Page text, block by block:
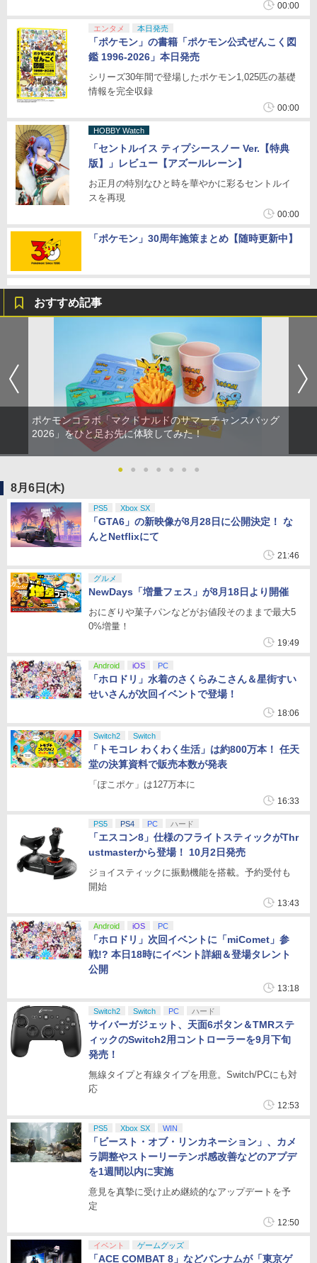
00:00
エンタメ 本日発売
「ポケモン」の書籍「ポケモン公式ぜんこく図
鑑 1996-2026」本日発売
シリーズ30年間で登場したポケモン1,025匹の基礎
情報を完全収録
00:00
HOBBY Watch
「セントルイス ティプシースノー Ver.【特典
版】」レビュー【アズールレーン】
お正月の特別なひと時を華やかに彩るセントルイ
スを再現
00:00
「ポケモン」30周年施策まとめ【随時更新中】
おすすめ記事
ポケモンコラボ「マクドナルドのサマーチャンスバッグ
2026」をひと足お先に体験してみた！
● ● ● ● ● ● ●
8月6日(木)
PS5 Xbox SX
「GTA6」の新映像が8月28日に公開決定！ な
んとNetflixにて
21:46
グルメ
NewDays「増量フェス」が8月18日より開催
おにぎりや菓子パンなどがお値段そのままで最大5
0%増量！
19:49
Android iOS PC
「ホロドリ」水着のさくらみこさん＆星街すい
せいさんが次回イベントで登場！
18:06
Switch2 Switch
「トモコレ わくわく生活」は約800万本！ 任天
堂の決算資料で販売本数が発表
「ぽこポケ」は127万本に
16:33
PS5 PS4 PC ハード
「エスコン8」仕様のフライトスティックがThr
ustmasterから登場！ 10月2日発売
ジョイスティックに振動機能を搭載。予約受付も
開始
13:43
Android iOS PC
「ホロドリ」次回イベントに「miComet」参
戦!? 本日18時にイベント詳細＆登場タレント
公開
13:18
Switch2 Switch PC ハード
サイバーガジェット、天面6ボタン＆TMRステ
ィックのSwitch2用コントローラーを9月下旬
発売！
無線タイプと有線タイプを用意。Switch/PCにも対
応
12:53
PS5 Xbox SX WIN
「ビースト・オブ・リンカネーション」、カメ
ラ調整やストーリーテンポ感改善などのアプデ
を1週間以内に実施
意見を真摯に受け止め継続的なアップデートを予
定
12:50
イベント ゲームグッズ
「ACE COMBAT 8」などバンナムが「東京ゲ